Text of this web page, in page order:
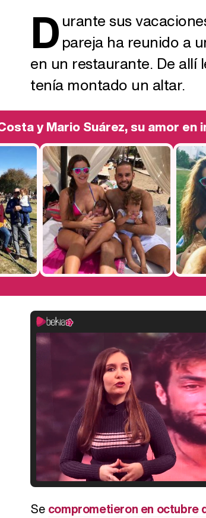
Durante sus
pareja ha reunido a
en un restaurante. De allí
tenía montado un altar.
y Mario Suárez, su amor en
Se comprometieron en octubre